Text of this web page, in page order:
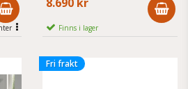
Finns i lager
Fri frakt